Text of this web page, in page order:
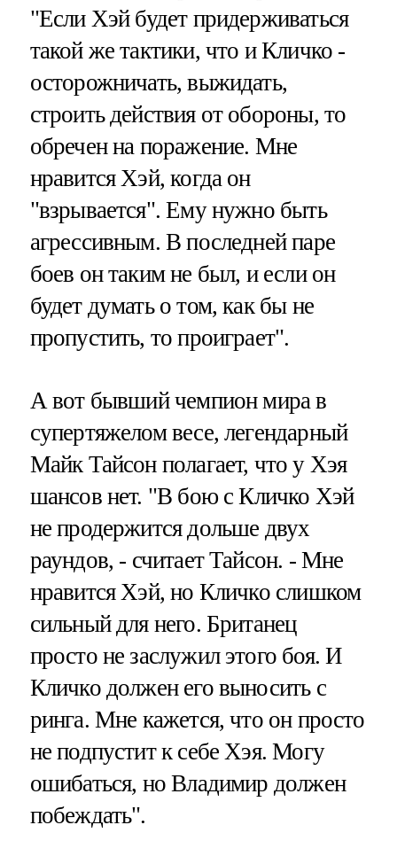
"Если Хэй будет придерживаться
такой же тактики, что и Кличко -
осторожничать, выжидать,
строить действия от обороны, то
обречен на поражение. Мне
нравится Хэй, когда он
"взрывается". Ему нужно быть
агрессивным. В последней паре
боев он таким не был, и если он
будет думать о том, как бы не
пропустить, то проиграет".
А вот бывший чемпион мира в
супертяжелом весе, легендарный
Майк Тайсон полагает, что у Хэя
шансов нет. "В бою с Кличко Хэй
не продержится дольше двух
раундов, - считает Тайсон. - Мне
нравится Хэй, но Кличко слишком
сильный для него. Британец
просто не заслужил этого боя. И
Кличко должен его выносить с
ринга. Мне кажется, что он просто
не подпустит к себе Хэя. Могу
ошибаться, но Владимир должен
побеждать".